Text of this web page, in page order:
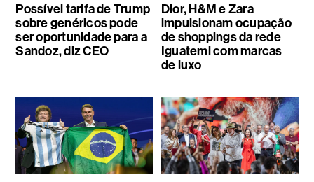
Possível tarifa de Trump
sobre genéricos pode
ser oportunidade para a
Sandoz, diz CEO
Dior, H&M e Zara
impulsionam ocupação
de shoppings da rede
Iguatemi com marcas
de luxo